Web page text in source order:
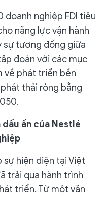
doanh nghiệp FDI tiêu
năng lực vận hành
sự tương đồng giữa
đoàn với các mục
về phát triển bền
thải ròng bằng
dấu ấn của Nestlé
hiện diện tại Việt
trải qua hành trình
triển. Từ một văn